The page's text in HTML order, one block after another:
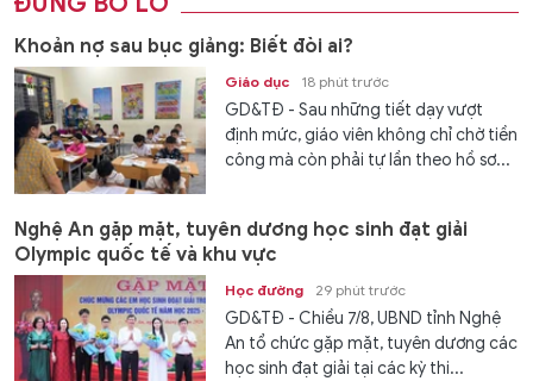
Khoản nợ sau bục giảng: Biết đòi ai?
Giáo dục 18 phút trước
GD&TĐ - Sau những tiết dạy vượt
định mức, giáo viên không chỉ chờ tiền
công mà còn phải tự lần theo hồ sơ...
Nghệ An gặp mặt, tuyên dương học sinh đạt giải
Olympic quốc tế và khu vực
Học đường 29 phút trước
GD&TĐ - Chiều 7/8, UBND tỉnh Nghệ
An tổ chức gặp mặt, tuyên dương các
học sinh đạt giải tại các kỳ thi...